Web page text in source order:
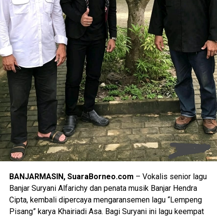
kepatuhan, manajemen risiko dan budaya pelayanan publik.
Semua pihak wajib berkomitmen menjaga integritas dan
meningkatkan kompetensi agar masyarakat puas dan
percaya dengan layanan yang diberikan. Hasilnya adalah
ikhtiar kebermanfaatan, bahwa ada ruang-ruang perbaikan
yang patut diatensi dan ditindaklanjuti, serta ada aspek-
aspek positif atau kekuatan yang perlu terus dipertahankan
dan ditingkatkan, seperti hadirnya layanan yang lebih
mudah, cepat, transparan dan berkeadilan bagi
masyarakat”, tegas Syafrida.
Syafrida juga menyampaikan bahwa melalui kegiatan
_Entry Meeting_ ini diharapkan seluruh instansi pelayanan
publik di Kalsel memiliki pemahaman yang komprehensif
termasuk aspek, tahapan, metode dan hasil penilaian.
Diyakini dengan Opini Ombudsman RI akan berkontribusi
terhadap perbaikan sistem dan peningkatan mutu
BANJARMASIN, SuaraBorneo.com – Vokalis senior lagu
Banjar Suryani Alfarichy dan penata musik Banjar Hendra
Cipta, kembali dipercaya mengaransemen lagu “Lempeng
Pisang” karya Khairiadi Asa. Bagi Suryani ini lagu keempat